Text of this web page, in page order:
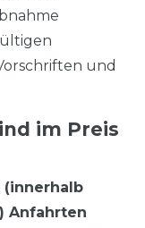
und
im Preis
Anfahrten